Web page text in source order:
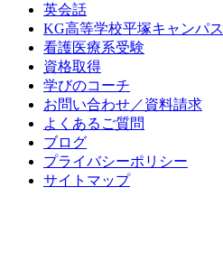
英会話
KG高等学校平塚キャンパス
看護医療系受験
資格取得
学びのコーチ
お問い合わせ／資料請求
よくあるご質問
ブログ
プライバシーポリシー
サイトマップ